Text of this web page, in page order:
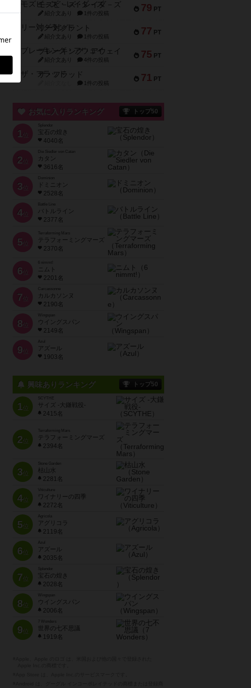
79 PT
モズビ－ズ・レイダ－ズ
紹介文あり 1件の投稿
77 PT
リー対グラント
紹介文あり 1件の投稿
75 PT
ブレーキング・アウェイ
紹介文あり 4件の投稿
71 PT
ザ・フラッド
1件の投稿
お気に入りランキング トップ50
1 位
宝石の煌き
4040名
2 位
Die Siedler von Catan
カタン
3616名
3 位
ドミニオン
2528名
4位
Battle Line
バトルライン
2377名
5 位
Terraforming Mars
テラフォーミングマーズ
2370名
6 位
ニムト
2201名
7 位
Carcassonne
カルカソンヌ
2190名
8 位
Wingspan
ウイングスパン
2149名
9 位
Azul
アズール
1903名
興味ありランキング トップ50
1位
SCYTHE
サイズ -大鎌戦役-
2415名
2位
Terraforming Mars
テラフォーミングマーズ
2394名
3位
Stone Garden
枯山水
2281名
4位
Viticulture
ワイナリーの四季
2272名
5位
Agricola
アグリコラ
2119名
6位
Azul
アズール
2035名
7位
宝石の煌き
2028名
8位
Wingspan
ウイングスパン
2006名
9位
7 Wonders
世界の七不思議
1919名